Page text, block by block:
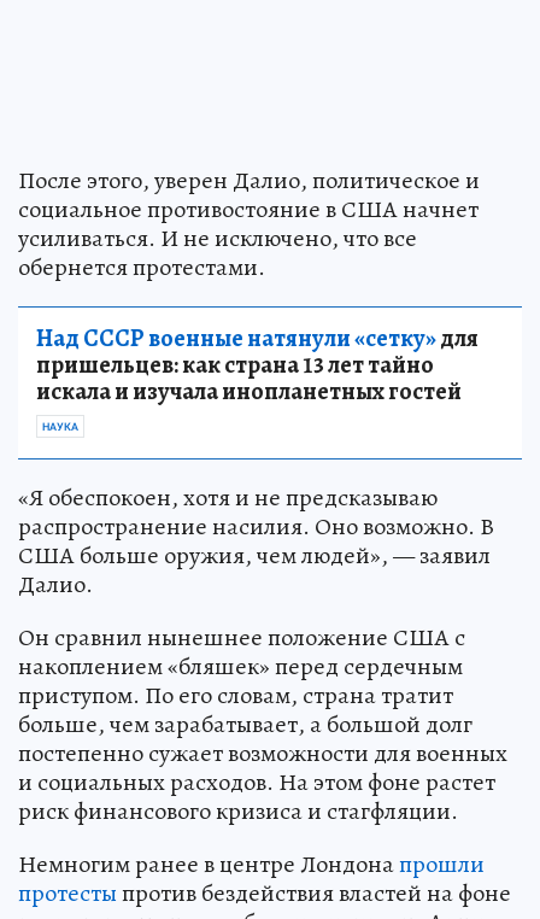
После этого, уверен Далио, политическое и
социальное противостояние в США начнет
усиливаться. И не исключено, что все
обернется протестами.
Над СССР военные натянули «сетку»для
пришельцев: как страна 13 лет тайно
искала и изучала инопланетных гостей
НАУКА
«Я обеспокоен, хотя и не предсказываю
распространение насилия. Оно возможно. В
США больше оружия, чем людей», — заявил
Далио.
Он сравнил нынешнее положение США с
накоплением «бляшек» перед сердечным
приступом. По его словам, страна тратит
больше, чем зарабатывает, а большой долг
постепенно сужает возможности для военных
и социальных расходов. На этом фоне растет
риск финансового кризиса и стагфляции.
Немногим ранее в центре Лондонапрошли
протестыпротив бездействия властей на фоне